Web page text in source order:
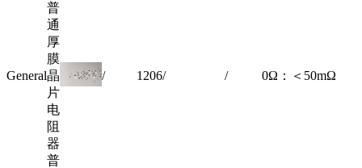
General
普
通
厚
膜
晶
片
电
阻
器
/ 1206/ / 0Ω：＜50mΩ
普